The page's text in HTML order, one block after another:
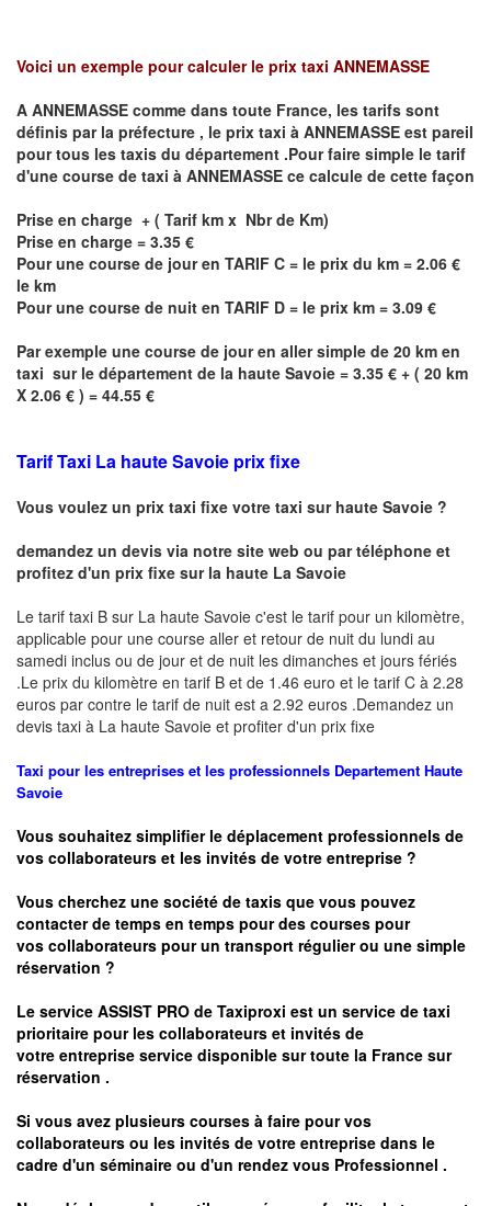
Voici un exemple pour calculer le prix taxi ANNEMASSE
A ANNEMASSE comme dans toute France, les tarifs sont
définis par la préfecture , le prix taxi à ANNEMASSE est pareil
pour tous les taxis du département .Pour faire simple le tarif
d'une course de taxi à ANNEMASSE ce calcule de cette façon
Prise en charge + ( Tarif km x Nbr de Km)
Prise en charge = 3.35 €
Pour une course de jour en TARIF C = le prix du km = 2.06 €
le km
Pour une course de nuit en TARIF D = le prix km = 3.09 €
Par exemple une course de jour en aller simple de 20 km en
taxi sur le département de la haute Savoie = 3.35 € + ( 20 km
X 2.06 € ) = 44.55 €
Tarif Taxi La haute Savoie prix fixe
Vous voulez un prix taxi fixe votre taxi sur haute Savoie ?
demandez un devis via notre site web ou par téléphone et
profitez d'un prix fixe sur la haute La Savoie
Le tarif taxi B sur La haute Savoie c'est le tarif pour un kilomètre,
applicable pour une course aller et retour de nuit du lundi au
samedi inclus ou de jour et de nuit les dimanches et jours fériés
.Le prix du kilomètre en tarif B et de 1.46 euro et le tarif C à 2.28
euros par contre le tarif de nuit est a 2.92 euros .Demandez un
devis taxi à La haute Savoie et profiter d'un prix fixe
Taxi pour les entreprises et les professionnels Departement Haute
Savoie
Vous souhaitez simplifier le déplacement professionnels de
vos collaborateurs et les invités de votre entreprise ?
Vous cherchez une société de taxis que vous pouvez
contacter de temps en temps pour des courses pour
vos collaborateurs pour un transport régulierou une simple
réservation ?
Le service ASSIST PRO de Taxiproxi est un service de taxi
prioritaire pour les collaborateurs et invités de
votre entreprise service disponible sur toute la France sur
réservation .
Si vous avez plusieurs courses à faire pour vos
collaborateurs ou les invités de votre entreprise dans le
cadre d'un séminaire ou d'un rendez vous Professionnel .